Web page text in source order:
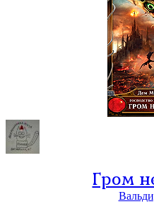
Гром